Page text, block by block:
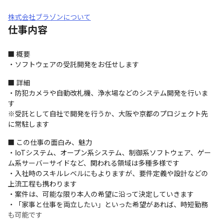
株式会社ブラゾンについて
仕事内容
■ 概要
・ソフトウェアの受託開発をお任せします
■ 詳細
・防犯カメラや自動改札機、浄水場などのシステム開発を行いま
す
※受託として自社で開発を行うか、大阪や京都のプロジェクト先
に常駐します
■ この仕事の面白み、魅力
・IoTシステム、オープン系システム、制御系ソフトウェア、ゲー
ム系サーバーサイドなど、関われる領域は多種多様です
・入社時のスキルレベルにもよりますが、要件定義や設計などの
上流工程も携わります
・案件は、可能な限り本人の希望に沿って決定していきます
・「家事と仕事を両立したい」といった希望があれば、時短勤務
も可能です